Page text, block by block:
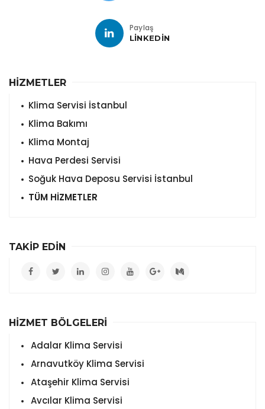
Paylaş
LINKEDIN
HİZMETLER
Klima Servisi İstanbul
Klima Bakımı
Klima Montaj
Hava Perdesi Servisi
Soğuk Hava Deposu Servisi İstanbul
TÜM HİZMETLER
TAKİP EDİN
HİZMET BÖLGELERİ
Adalar Klima Servisi
Arnavutköy Klima Servisi
Ataşehir Klima Servisi
Avcılar Klima Servisi